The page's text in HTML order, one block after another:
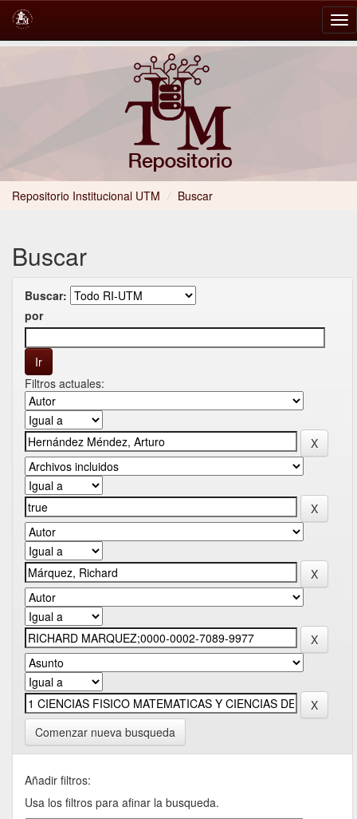
Repositorio Institucional UTM / Buscar
Buscar
Buscar:
por
Filtros actuales:
Comenzar nueva busqueda
Añadir filtros:
Usa los filtros para afinar la busqueda.